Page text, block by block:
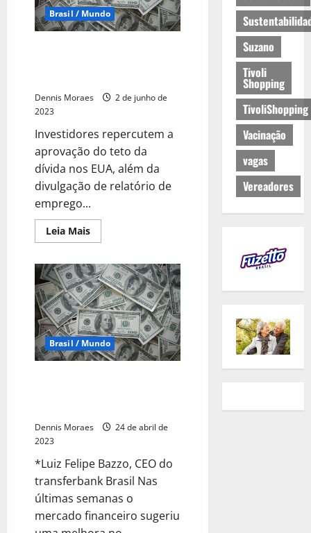
Brasil / Mundo
Dennis Moraes
2 de junho de
2023
Investidores repercutem a
aprovação do teto da
dívida nos EUA, além da
divulgação de relatório de
emprego...
Leia Mais
Brasil / Mundo
Dennis Moraes
24 de abril de
2023
*Luiz Felipe Bazzo, CEO do
transferbank Brasil Nas
últimas semanas o
mercado financeiro sugeriu
Suzano
Tivoli
Shopping
TivoliShopping
Vacinação
vagas
Vereadores